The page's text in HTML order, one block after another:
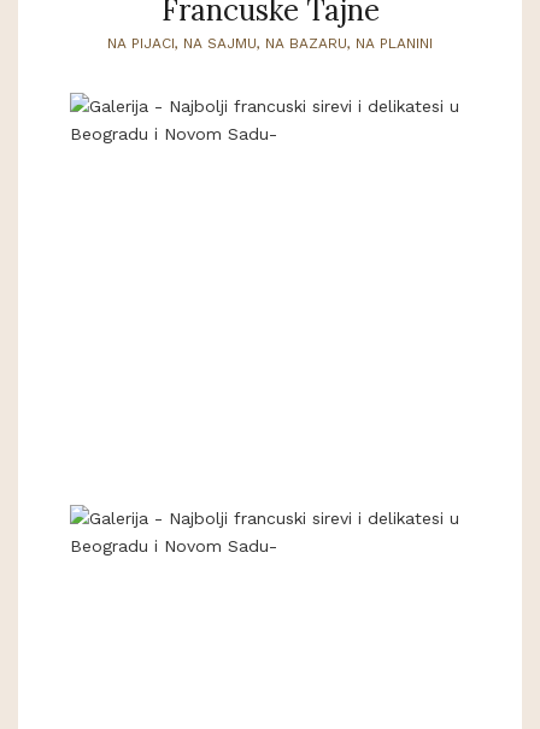
Francuske Tajne
NA PIJACI, NA SAJMU, NA BAZARU, NA PLANINI